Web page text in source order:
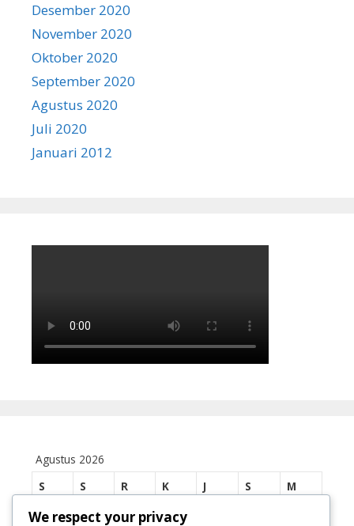
Desember 2020
November 2020
Oktober 2020
September 2020
Agustus 2020
Juli 2020
Januari 2012
Agustus 2026
S
S R K J S
M
We respect your privacy